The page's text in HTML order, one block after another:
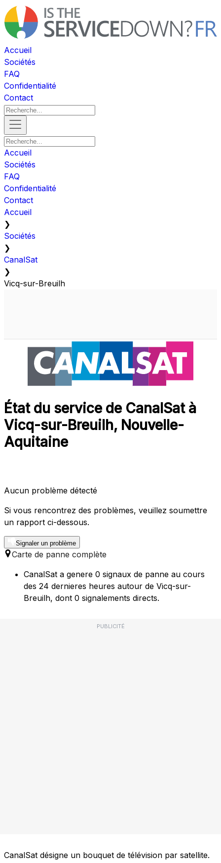
Accueil
Sociétés
FAQ
Confidentialité
Contact
Accueil
Sociétés
FAQ
Confidentialité
Contact
Accueil
❯
Sociétés
❯
CanalSat
❯
Vicq-sur-Breuilh
État du service de CanalSat à
Vicq-sur-Breuilh, Nouvelle-
Aquitaine
Aucun problème détecté
Si vous rencontrez des problèmes, veuillez soumettre
un rapport ci-dessous.
Signaler un problème
Carte de panne complète
CanalSat a genere 0 signaux de panne au cours
des 24 dernieres heures autour de Vicq-sur-
Breuilh, dont 0 signalements directs.
PUBLICITÉ
CanalSat désigne un bouquet de télévision par satellite.